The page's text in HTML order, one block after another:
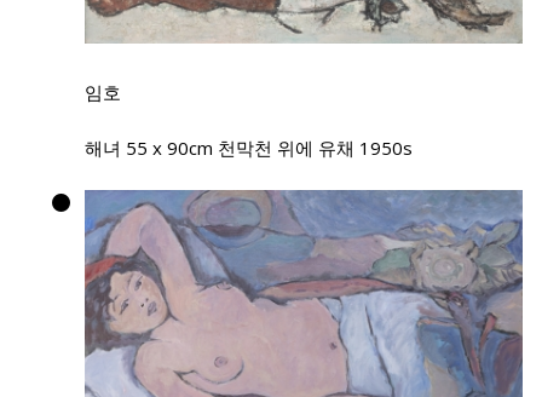
임호
해녀 55 x 90cm 천막천 위에 유채 1950s